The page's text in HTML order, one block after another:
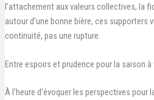
l’attachement aux valeurs collectives, la
autour d’une bonne bière, ces supporters
continuité, pas une rupture.
Entre espoirs et prudence pour la saison à
À l’heure d’évoquer les perspectives pour